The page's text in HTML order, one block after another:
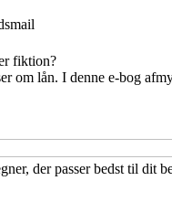
fiktion?
om lån. I denne e-bog
der passer bedst til dit